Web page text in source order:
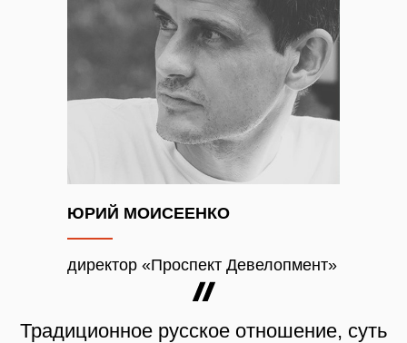
ЮРИЙ МОИСЕЕНКО
директор «Проспект Девелопмент»
Традиционное русское отношение, суть